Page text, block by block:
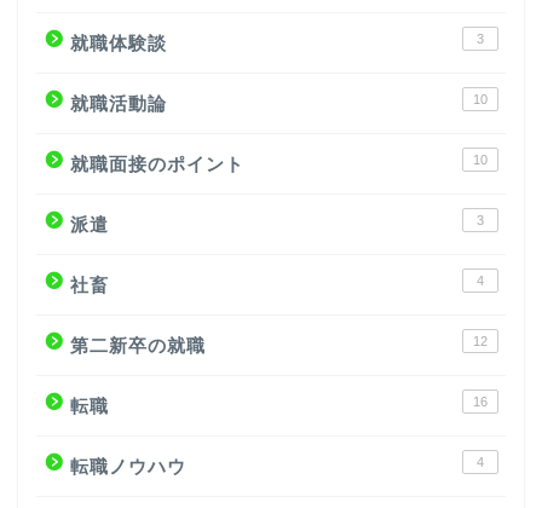
就職体験談 3
就職活動論 10
就職面接のポイント 10
派遣 3
社畜 4
第二新卒の就職 12
転職 16
転職ノウハウ 4